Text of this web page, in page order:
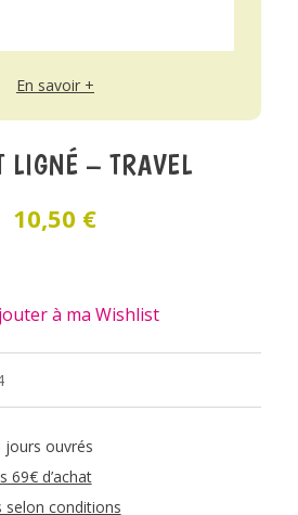
En savoir +
LIGNÉ – TRAVEL
10,50 €
à ma Wishlist
jours ouvrés
69€ d’achat
selon conditions